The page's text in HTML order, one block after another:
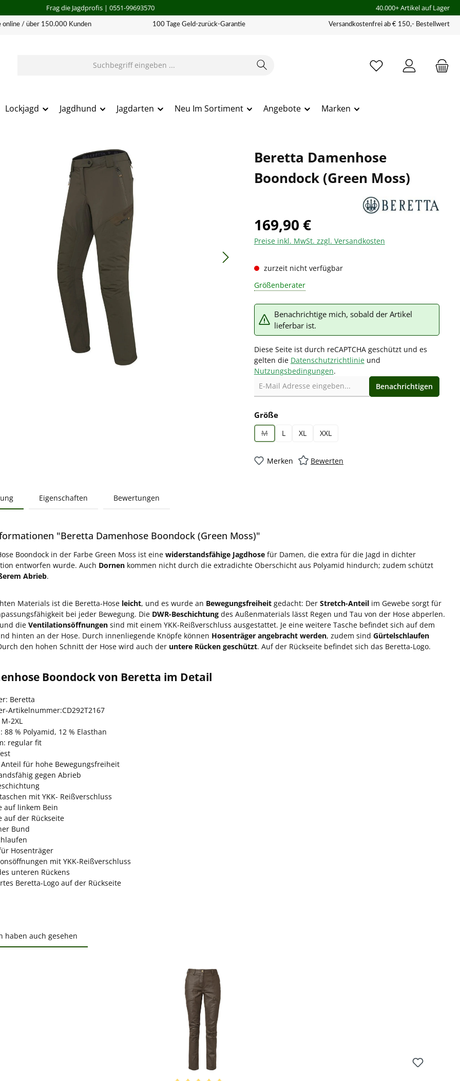
Frag die Jagdprofis| 0551-99693570 40.000+ Artikel auf Lager
online / über 150.000 Kunden 100 Tage Geld-zurück-Garantie Versandkostenfrei ab € 150,- Bestellwert
Lockjagd Jagdhund Jagdarten Neu Im Sortiment Angebote Marken
Beretta Damenhose
Boondock (Green Moss)
169,90 €
Preise inkl. MwSt. zzgl. Versandkosten
zurzeit nicht verfügbar
Größenberater
Benachrichtige mich, sobald der Artikel
lieferbar ist.
Diese Seite ist durch reCAPTCHA geschützt und es
gelten die Datenschutzrichtlinieund
Nutzungsbedingungen.
Benachrichtigen
Größeauswählen
M
(Diese Option ist zurzeit nicht verfügbar.)
L XL XXL
Merken Bewerten
Eigenschaften Bewertungen
"Beretta Damenhose Boondock (Green Moss)"
Boondock in der Farbe Green Moss ist eine widerstandsfähige Jagdhose für Damen, die extra für die Jagd in dichter
entworfen wurde. Auch Dornen kommen nicht durch die extradichte Oberschicht aus Polyamid hindurch; zudem schützt
Abrieb.
Materials ist die Beretta-Hose leicht, und es wurde an Bewegungsfreiheit gedacht: Der Stretch-Anteil im Gewebe sorgt für
bei jeder Bewegung. Die DWR-Beschichtung des Außenmaterials lässt Regen und Tau von der Hose abperlen.
die Ventilationsöffnungen sind mit einem YKK-Reißverschluss ausgestattet. Je eine weitere Tasche befindet sich auf dem
hinten an der Hose. Durch innenliegende Knöpfe können Hosenträger angebracht werden, zudem sind Gürtelschlaufen
den hohen Schnitt der Hose wird auch der untere Rücken geschützt. Auf der Rückseite befindet sich das Beretta-Logo.
Boondock von Beretta im Detail
Beretta
Artikelnummer:CD292T2167
2XL
88 % Polyamid, 12 % Elasthan
regular fit
für hohe Bewegungsfreiheit
gegen Abrieb
mit YKK- Reißverschluss
auf linkem Bein
auf der Rückseite
Bund
Hosenträger
mit YKK-Reißverschluss
unteren Rückens
Beretta-Logo auf der Rückseite
haben auch gesehen